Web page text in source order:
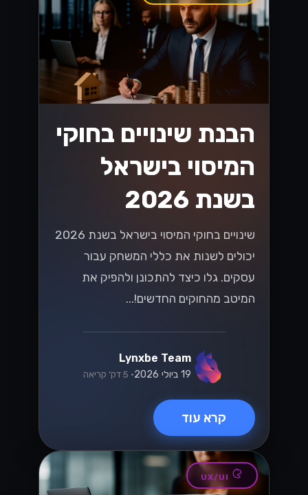
הבנת שינויים בחוקי
המיסוי בישראל
בשנת 2026
שינויים בחוקי המיסוי בישראל בשנת 2026
יכולים לשנות את כללי המשחק עבור
עסקים. גלו כיצד להתכונן ולהפיק את
המיטב מהחוקים החדשים!...
Lynxbe Team
19 ביולי 2026 • 5 דק׳ קריאה
קרא עוד
UX/UI